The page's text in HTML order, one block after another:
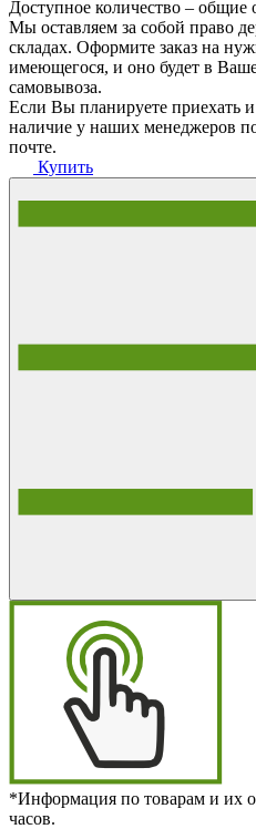
Доступное количество – общие
Мы оставляем за собой право
складах. Оформите заказ на
имеющегося, и оно будет в
самовывоза.
Если Вы планируете приехать
наличие у наших менеджеров
почте.
Купить
*Информация по товарам и их
часов.